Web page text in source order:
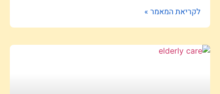
לקריאת המאמר »